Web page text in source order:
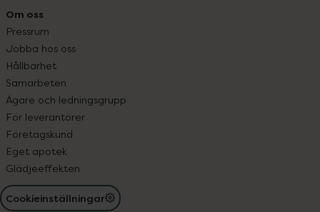
Om oss
Pressrum
Jobba hos oss
Hållbarhet
Samarbeten
Ägare och ledningsgrupp
För leverantörer
Företagskund
Eget apotek
Glädjeeffekten
Cookieinställningar